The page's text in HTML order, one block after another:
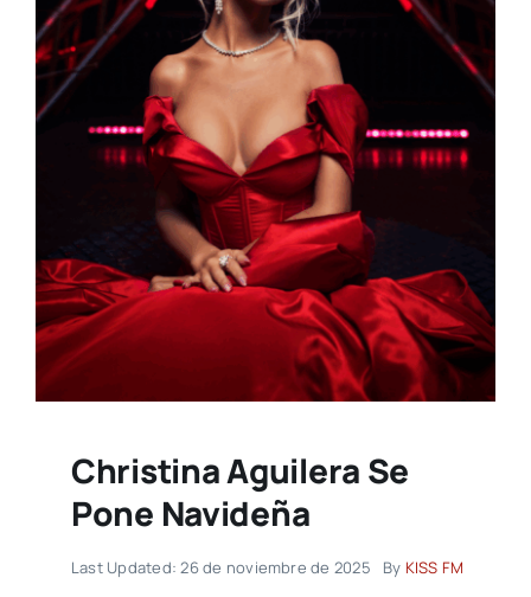
Christina Aguilera Se
Pone Navideña
Last Updated: 26 de noviembre de 2025 By KISS FM